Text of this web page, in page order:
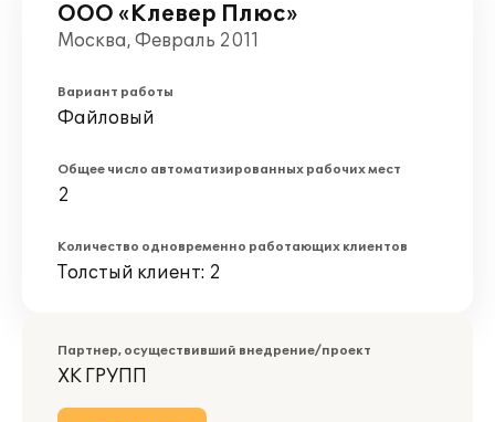
ООО «Клевер Плюс»
Москва, Февраль 2011
Вариант работы
Файловый
Общее число автоматизированных рабочих мест
2
Количество одновременно работающих клиентов
Толстый клиент: 2
Партнер, осуществивший внедрение/проект
ХК ГРУПП